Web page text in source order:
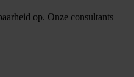
op. Onze consultants